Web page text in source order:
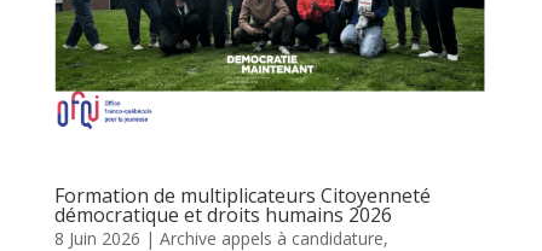
Formation de multiplicateurs Citoyenneté
démocratique et droits humains 2026
8 Juin 2026 | Archive appels à candidature,